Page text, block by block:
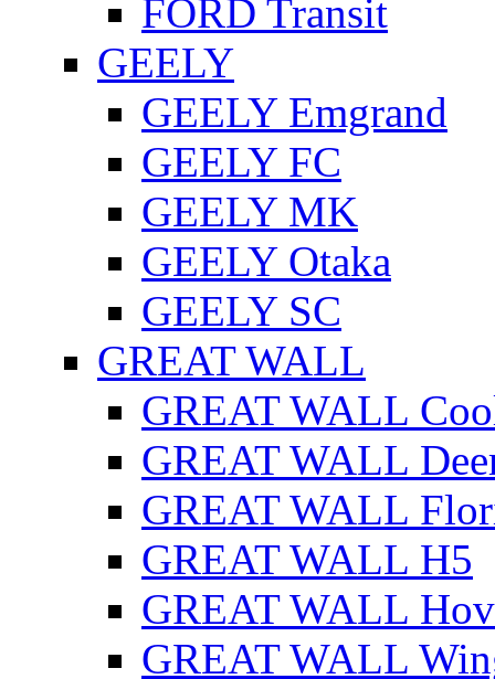
FORD Transit
GEELY
GEELY Emgrand
GEELY FC
GEELY MK
GEELY Otaka
GEELY SC
GREAT WALL
GREAT WALL
GREAT WALL
GREAT WALL
GREAT WALL H5
GREAT WALL
GREAT WALL